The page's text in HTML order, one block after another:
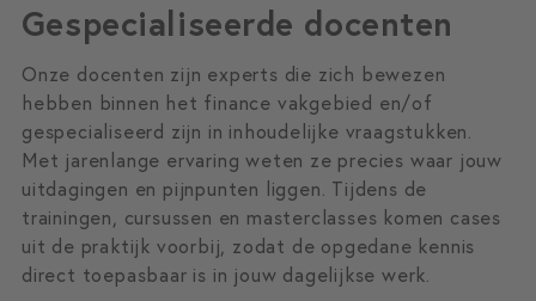
Gespecialiseerde docenten
Onze docenten zijn experts die zich bewezen
hebben binnen het finance vakgebied en/of
gespecialiseerd zijn in inhoudelijke vraagstukken.
Met jarenlange ervaring weten ze precies waar jouw
uitdagingen en pijnpunten liggen. Tijdens de
trainingen, cursussen en masterclasses komen cases
uit de praktijk voorbij, zodat de opgedane kennis
direct toepasbaar is in jouw dagelijkse werk.